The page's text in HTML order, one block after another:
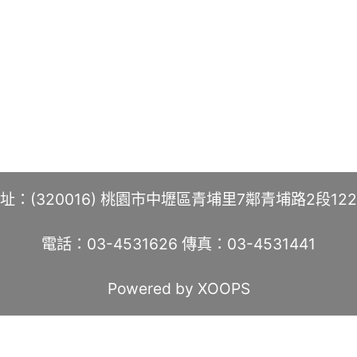
：(320016) 桃園市中壢區青埔里7鄰青埔路2段
電話：03-4531626 傳真：03-4531441
Powered by XOOPS